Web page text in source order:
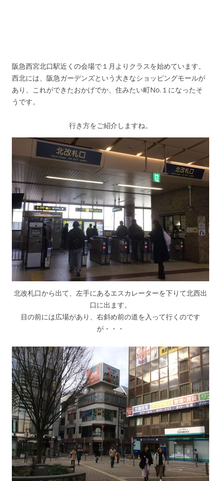
阪急西宮北口駅近くの会場で１月よりクラスを始めています。
西北には、阪急ガーデンズという大きなショッピングモールが
あり、これができたおかげでか、住みたい町No.１になったそ
うです。
行き方をご紹介しますね。
北改札口から出て、左手にあるエスカレーターを下りて北西出
口に出ます。
目の前には広場があり、右斜め前の道を入って行くのです
が・・・